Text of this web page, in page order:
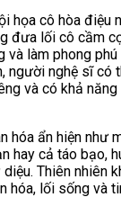
họa cô hòa điệu
đưa lối cô cầm
và làm phong phú
người nghệ sĩ có
và có khả năng
hóa ẩn hiện như
hay cả táo bạo,
Thiên nhiên
hóa, lối sống và